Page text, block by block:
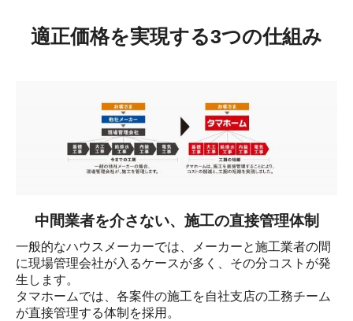
適正価格を実現する3つの仕組み
中間業者を介さない、施工の直接管理体制
一般的なハウスメーカーでは、メーカーと施工業者の間
に現場管理会社が入るケースが多く、その分コストが発
生します。
タマホームでは、各案件の施工を自社支店の工務チーム
が直接管理する体制を採用。